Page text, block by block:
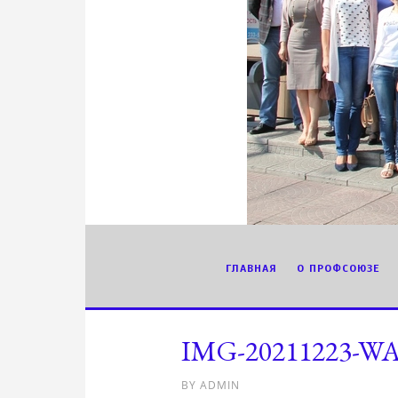
ГЛАВНАЯ О ПРОФСОЮЗЕ
IMG-20211223-
BY ADMIN